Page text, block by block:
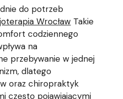
do potrzeb
Wrocław Takie
codziennego
na
przebywanie w jednej
dlatego
oraz chiropraktyk
często pojawiającymi